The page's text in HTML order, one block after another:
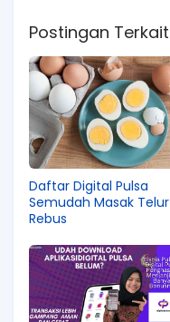
Postingan Terkait
Daftar Digital Pulsa
Semudah Masak Telur
Rebus